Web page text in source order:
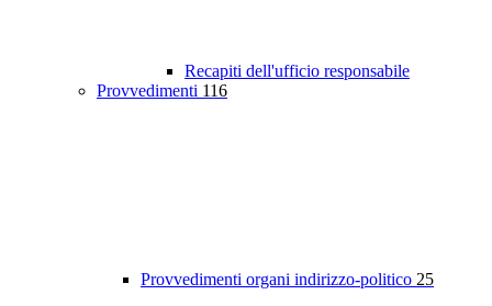
Recapiti dell'ufficio responsabile
Provvedimenti 116
Provvedimenti organi indirizzo-politico 25